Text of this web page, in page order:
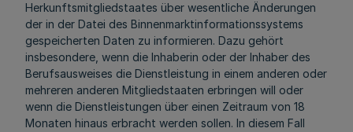
Herkunftsmitgliedstaates über wesentliche Änderungen
der in der Datei des Binnenmarktinformationssystems
gespeicherten Daten zu informieren. Dazu gehört
insbesondere, wenn die Inhaberin oder der Inhaber des
Berufsausweises die Dienstleistung in einem anderen oder
mehreren anderen Mitgliedstaaten erbringen will oder
wenn die Dienstleistungen über einen Zeitraum von 18
Monaten hinaus erbracht werden sollen. In diesem Fall